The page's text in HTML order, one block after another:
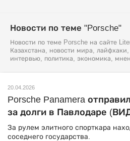
Новости по теме "Porsche"
Новости по теме Porsche на сайте
Казахстана, новости мира,
интервью, политика, экономика,
20.04.2026
Porsche Panamera
за долги в Павлодаре
За рулем элитного спорткара
соседнего государства.